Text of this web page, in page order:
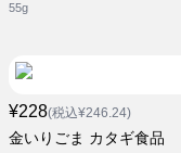
55g
¥228(税込¥246.24)
金いりごま カタギ食品